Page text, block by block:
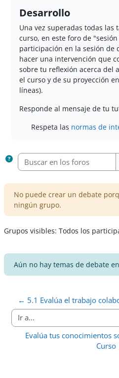
Desarrollo
Una vez superadas todas las
curso, en este foro de
participación en la sesión de
hacer una intervención que
sobre tu reflexión acerca del
el curso y de su proyección
líneas).
Responde al mensaje de tu
Respeta las normas de
Buscar en los foros
No puede crear un debate
ningún grupo.
Grupos visibles: Todos los
Aún no hay temas de debate
← 5.1 Evalúa el trabajo
Ir a...
Evalúa tus conocimientos